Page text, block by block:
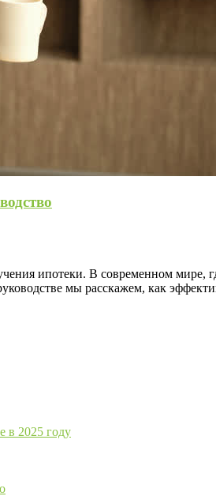
ипотеки. В современном
мы расскажем, как
в 2025 году